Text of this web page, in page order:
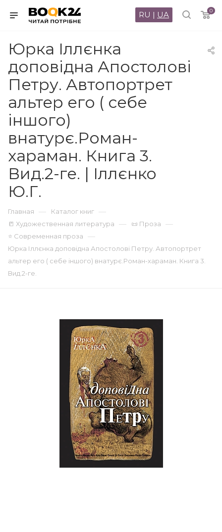
0
RU | UA
Юрка Іллєнка
доповідна Апостолові
Петру. Автопортрет
альтер его ( себе
іншого)
внатурє.Роман-
хараман. Книга 3.
Вид.2-ге. | Іллєнко
Ю.Г.
Главная — Каталог книг —
📒 Художественная литература — 📜 Проза —
⭐ Современная проза —
Юрка Іллєнка доповідна Апостолові Петру. Автопортрет
альтер его ( себе іншого) внатурє.Роман-хараман. Книга 3.
Вид.2-ге.